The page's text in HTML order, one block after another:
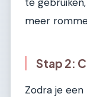
meer
Stap 2:
Zodra je